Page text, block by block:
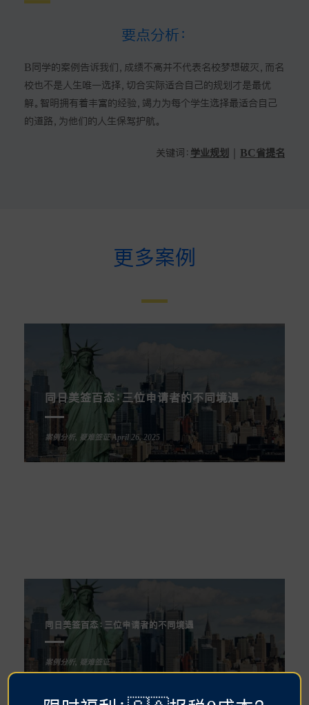
要点分析：
B同学的案例告诉我们，成绩不高并不代表名校梦想破灭，而名
校也不是人生唯一选择，切合实际适合自己的规划才是最优
解。智明拥有着丰富的经验，竭力为每个学生选择最适合自己
的道路，为他们的人生保驾护航。
关键词： 学业规划 BC省提名
更多案例
同日美签百态：三位申请者的不同境遇
案例分析, 疑难签证 April 26, 2025
同日美签百态：三位申请者的不同境遇
案例分析, 疑难签证